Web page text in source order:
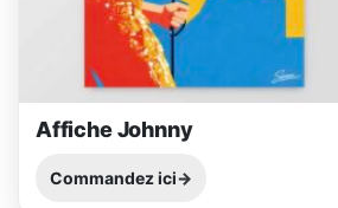
Affiche Johnny
Commandez ici